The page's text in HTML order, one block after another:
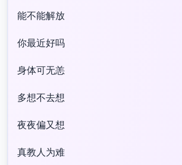
能不能解放
你最近好吗
身体可无恙
多想不去想
夜夜偏又想
真教人为难